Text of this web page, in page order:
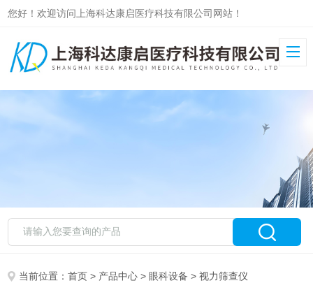
您好！欢迎访问上海科达康启医疗科技有限公司网站！
当前位置：首页 > 产品中心 > 眼科设备 > 视力筛查仪